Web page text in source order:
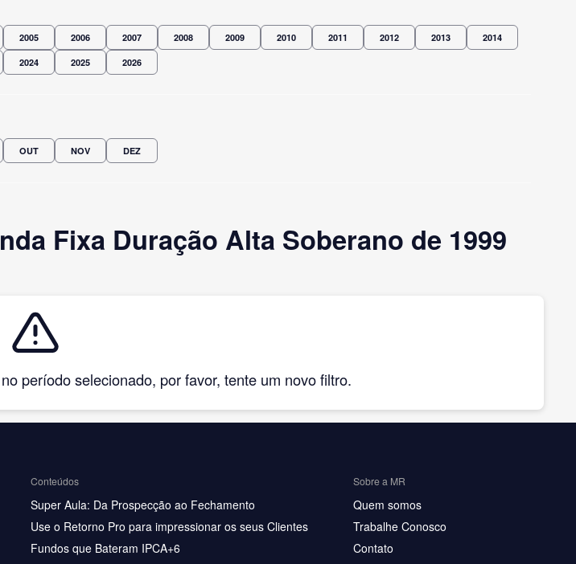
2005 2006 2007 2008 2009 2010 2011 2012 2013 2014
2024 2025 2026
OUT NOV DEZ
Fixa Duração Alta Soberano de 1999
período selecionado, por favor, tente um novo filtro.
Conteúdos
Super Aula: Da Prospecção ao Fechamento
Use o Retorno Pro para impressionar os seus Clientes
Fundos que Bateram IPCA+6
Sobre a MR
Quem somos
Trabalhe Conosco
Contato